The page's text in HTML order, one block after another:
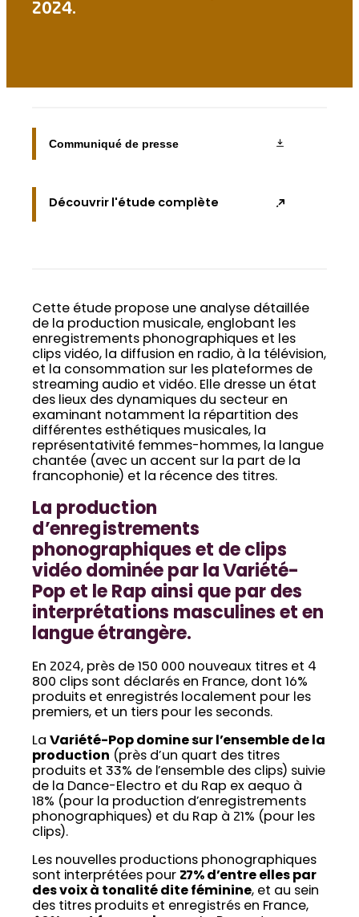
2024.
Communiqué de presse
Découvrir l'étude complète
Cette étude propose une analyse détaillée
de la production musicale, englobant les
enregistrements phonographiques et les
clips vidéo, la diffusion en radio, à la télévision,
et la consommation sur les plateformes de
streaming audio et vidéo. Elle dresse un état
des lieux des dynamiques du secteur en
examinant notamment la répartition des
différentes esthétiques musicales, la
représentativité femmes-hommes, la langue
chantée (avec un accent sur la part de la
francophonie) et la récence des titres.
La production
d’enregistrements
phonographiques et de clips
vidéo dominée par la Variété-
Pop et le Rap ainsi que par des
interprétations masculines et en
langue étrangère.
En 2024, près de 150 000 nouveaux titres et 4
800 clips sont déclarés en France, dont 16%
produits et enregistrés localement pour les
premiers, et un tiers pour les seconds.
La Variété-Pop domine sur l’ensemble de la
production (près d’un quart des titres
produits et 33% de l’ensemble des clips) suivie
de la Dance-Electro et du Rap ex aequo à
18% (pour la production d’enregistrements
phonographiques) et du Rap à 21% (pour les
clips).
Les nouvelles productions phonographiques
sont interprétées pour 27% d’entre elles par
des voix à tonalité dite féminine, et au sein
des titres produits et enregistrés en France,